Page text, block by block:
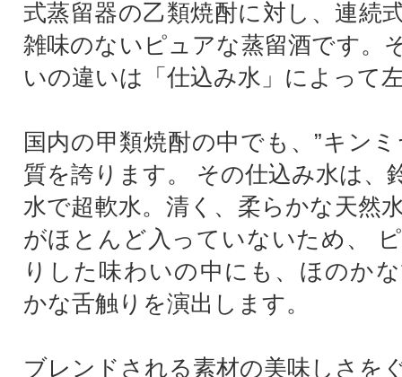
式蒸留器の乙類焼酎に対し、連続
雑味のないピュアな蒸留酒です。
いの違いは「仕込み水」によって
国内の甲類焼酎の中でも、”キン
質を誇ります。 その仕込み水は、
水で超軟水。清く、柔らかな天然
がほとんど入っていないため、
りした味わいの中にも、ほのか
かな舌触りを演出します。
ブレンドされる素材の美味しさを